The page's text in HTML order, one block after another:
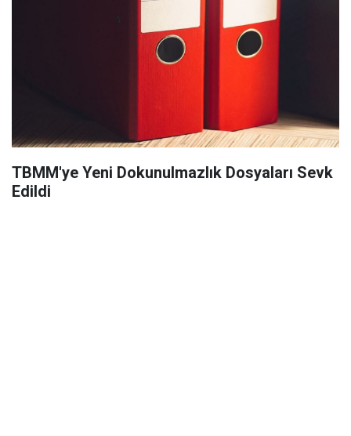
TBMM'ye Yeni Dokunulmazlık Dosyaları Sevk
Edildi